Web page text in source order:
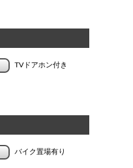
TVドアホン付き
バイク置場有り